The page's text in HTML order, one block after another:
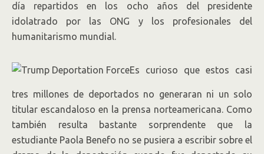
día repartidos en los ocho años del presidente
idolatrado por las ONG y los profesionales del
humanitarismo mundial.
Es curioso que estos casi
tres millones de deportados no generaran ni un solo
titular escandaloso en la prensa norteamericana. Como
también resulta bastante sorprendente que la
estudiante Paola Benefo no se pusiera a escribir sobre el